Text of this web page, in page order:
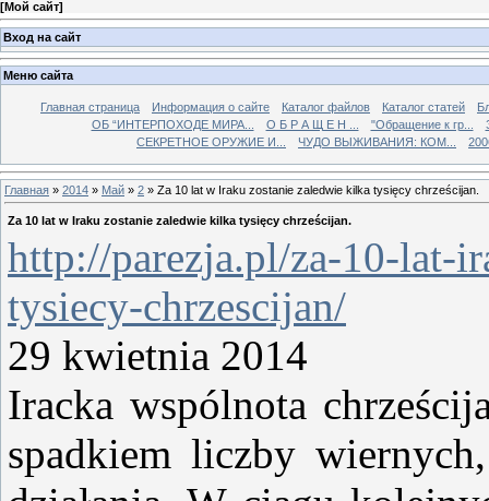
[Мой сайт]
Вход на сайт
Меню сайта
Главная страница Информация о сайте Каталог файлов Каталог статей
ОБ “ИНТЕРПОХОДЕ МИРА...
О Б Р А Щ Е Н ... "Обращение к гр...
СЕКРЕТНОЕ ОРУЖИЕ И...
ЧУДО ВЫЖИВАНИЯ: КОМ...
Главная » 2014 » Май » 2 » Za 10 lat w Iraku zostanie zaledwie kilka tysięcy chrześcijan.
Za 10 lat w Iraku zostanie zaledwie kilka tysięcy chrześcijan.
http://parezja.pl/za-10-lat-
tysiecy-chrzescijan/
29 kwietnia 2014
Iracka wspólnota
spadkiem liczby